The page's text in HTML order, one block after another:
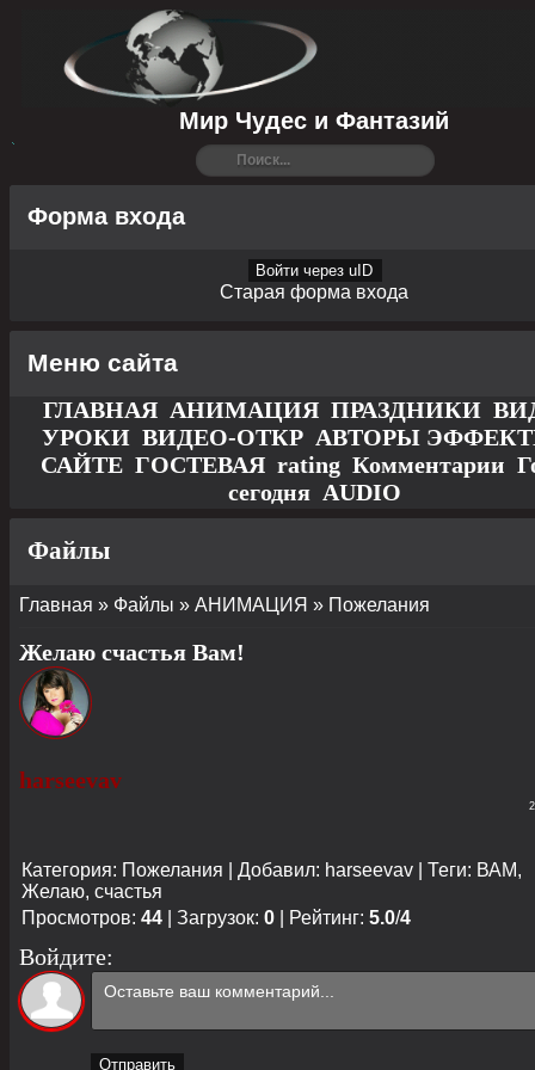
Мир Чудес и Фантазий
Форма входа
Войти через uID
Старая форма входа
Меню сайта
ГЛАВНАЯ АНИМАЦИЯ ПРАЗДНИКИ
УРОКИ ВИДЕО-ОТКР АВТОРЫ
САЙТЕ ГОСТЕВАЯ rating Комментарии
сегодня AUDIO
Файлы
Главная » Файлы » АНИМАЦИЯ » Пожелания
Желаю счастья Вам!
harseevav
Категория: Пожелания Добавил: harseevav Теги: ВАМ,
Желаю, счастья
Просмотров: 44 Загрузок: 0 Рейтинг: 5.0/4
Войдите:
Отправить